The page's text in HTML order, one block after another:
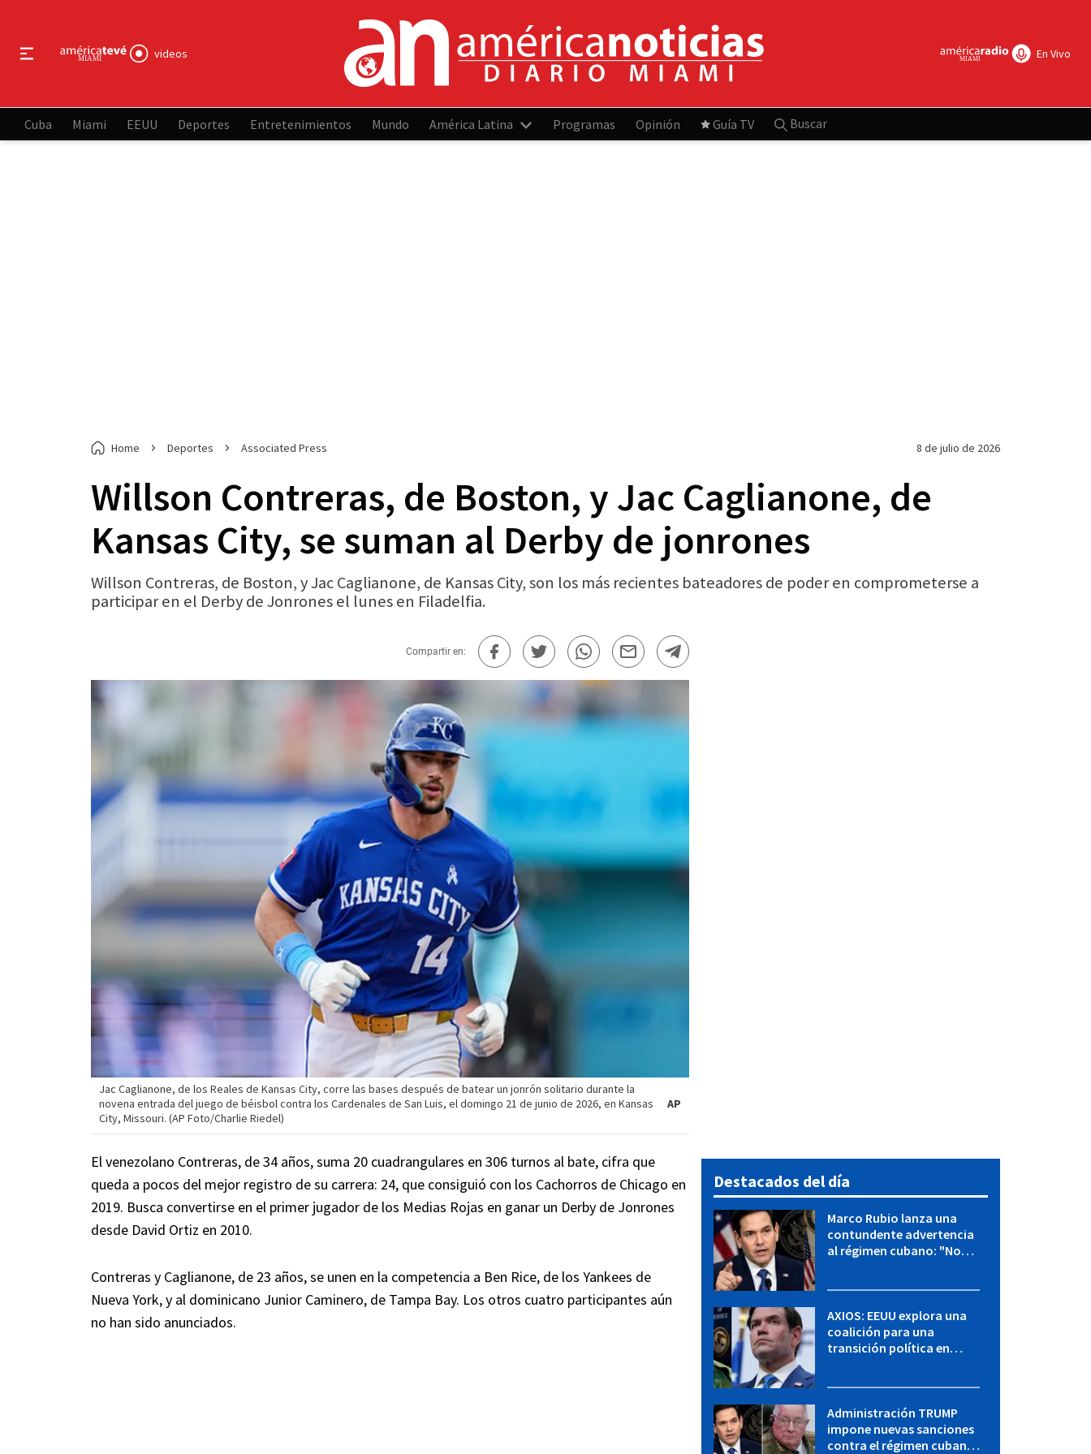
videos En Vivo
Cuba Miami EEUU Deportes Entretenimientos Mundo América Latina Programas Opinión Guía TV Buscar
Home Deportes Associated Press 8 de julio de 2026
Willson Contreras, de Boston, y Jac Caglianone, de
Kansas City, se suman al Derby de jonrones
Willson Contreras, de Boston, y Jac Caglianone, de Kansas City, son los más recientes bateadores de poder en comprometerse a
participar en el Derby de Jonrones el lunes en Filadelfia.
Compartir en:
Jac Caglianone, de los Reales de Kansas City, corre las bases después de batear un jonrón solitario durante la
novena entrada del juego de béisbol contra los Cardenales de San Luis, el domingo 21 de junio de 2026, en Kansas
City, Missouri. (AP Foto/Charlie Riedel)
AP
El venezolano Contreras, de 34 años, suma 20 cuadrangulares en 306 turnos al bate, cifra que
queda a pocos del mejor registro de su carrera: 24, que consiguió con los Cachorros de Chicago en
2019. Busca convertirse en el primer jugador de los Medias Rojas en ganar un Derby de Jonrones
desde David Ortiz en 2010.
Contreras y Caglianone, de 23 años, se unen en la competencia a Ben Rice, de los Yankees de
Nueva York, y al dominicano Junior Caminero, de Tampa Bay. Los otros cuatro participantes aún
no han sido anunciados.
Destacados del día
Marco Rubio lanza una
contundente advertencia
al régimen cubano: "No
AXIOS: EEUU explora una
coalición para una
transición política en
Administración TRUMP
impone nuevas sanciones
contra el régimen cubano: